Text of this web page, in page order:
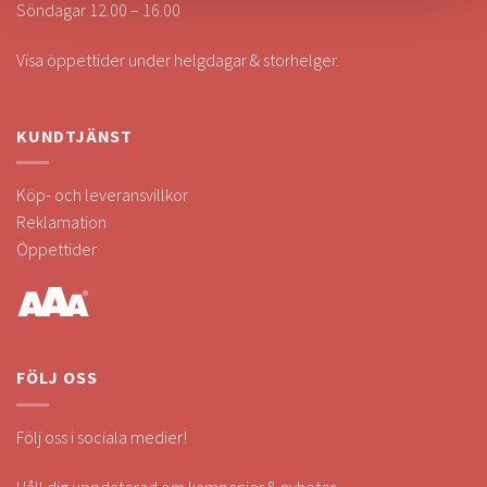
Söndagar 12.00 – 16.00
Visa öppettider under helgdagar & storhelger.
KUNDTJÄNST
Köp- och leveransvillkor
Reklamation
Öppettider
FÖLJ OSS
Följ oss i sociala medier!